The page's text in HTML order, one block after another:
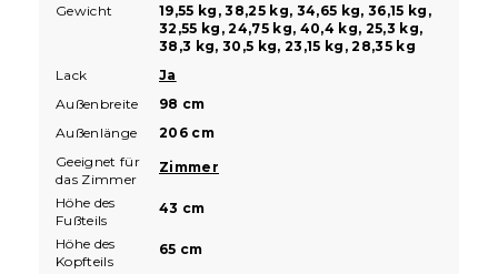
Gewicht
19,55 kg, 38,25 kg, 34,65 kg, 36,15 kg,
32,55 kg, 24,75 kg, 40,4 kg, 25,3 kg,
38,3 kg, 30,5 kg, 23,15 kg, 28,35 kg
Lack
Ja
Außenbreite
98 cm
Außenlänge
206 cm
Geeignet für
das Zimmer
Zimmer
Höhe des
Fußteils
43 cm
Höhe des
Kopfteils
65 cm